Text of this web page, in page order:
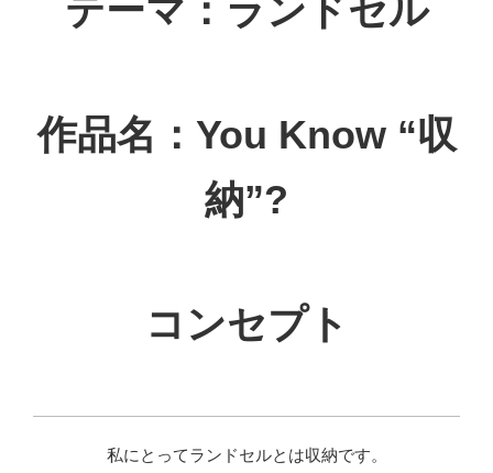
テーマ：ランドセル
作品名：You Know “収
納”?
コンセプト
私にとってランドセルとは収納です。